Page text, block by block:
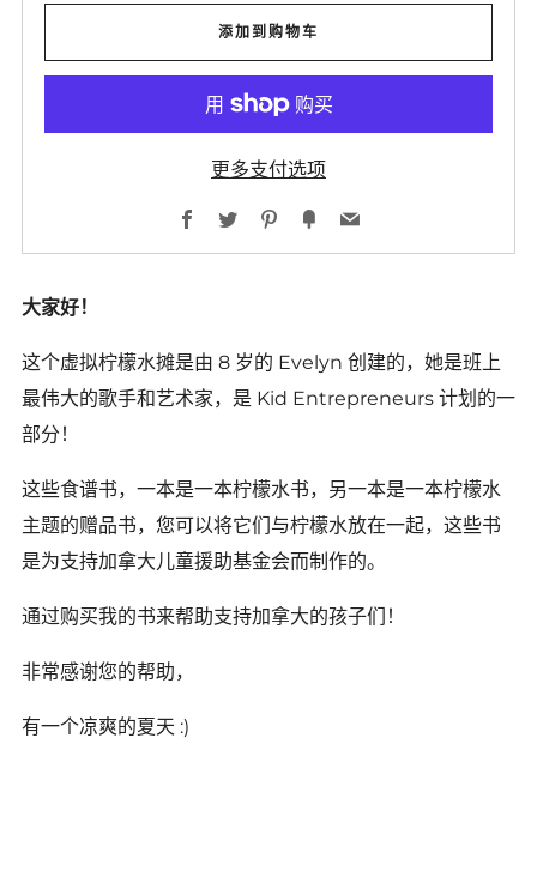
添加到购物车
更多支付选项
Facebook
TwitterPinterest
Fancy
大家好！
这个虚拟柠檬水摊是由 8 岁的 Evelyn 创建的，她是班上
最伟大的歌手和艺术家，是 Kid Entrepreneurs 计划的一
部分！
这些食谱书，一本是一本柠檬水书，另一本是一本柠檬水
主题的赠品书，您可以将它们与柠檬水放在一起，这些书
是为支持加拿大儿童援助基金会而制作的。
通过购买我的书来帮助支持加拿大的孩子们！
非常感谢您的帮助，
有一个凉爽的夏天 :)